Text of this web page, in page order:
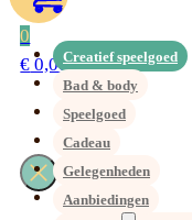
0
€ 0,00Creatief speelgoed
Bad & body
Speelgoed
Cadeau
Gelegenheden
Aanbiedingen